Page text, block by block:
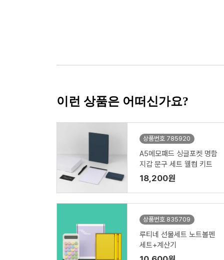
이런 상품은 어떠신가요?
상품번호 785920
A5메모패드 싱글포켓 명함
지갑 문구 세트 웰컴 키트
18,200원
상품번호 835709
루티네 선물세트 노트볼펜
세트+계산기